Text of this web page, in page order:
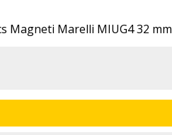
Magneti Marelli MIUG4 32 mm